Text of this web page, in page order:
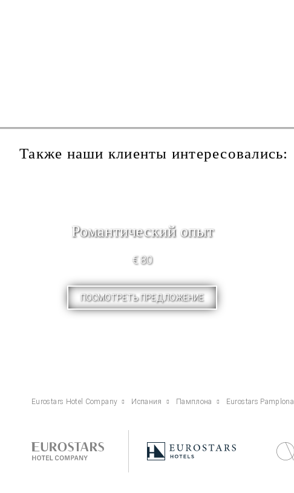
Также наши клиенты интересовались:
Pомантический опыт
€ 80
ПОСМОТРЕТЬ ПРЕДЛОЖЕНИЕ
Eurostars Hotel Company Испания Памплона Eurostars Pamplona